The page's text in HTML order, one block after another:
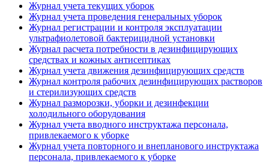
Журнал учета текущих уборок
Журнал учета проведения генеральных уборок
Журнал регистрации и контроля эксплуатации
ультрафиолетовой бактерицидной установки
Журнал расчета потребности в дезинфицирующих
средствах и кожных антисептиках
Журнал учета движения дезинфицирующих средств
Журнал контроля рабочих дезинфицирующих растворов
и стерилизующих средств
Журнал разморозки, уборки и дезинфекции
холодильного оборудования
Журнал учета вводного инструктажа персонала,
привлекаемого к уборке
Журнал учета повторного и внепланового инструктажа
персонала, привлекаемого к уборке